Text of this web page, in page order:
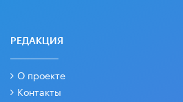
РЕДАКЦИЯ
О проекте
Контакты